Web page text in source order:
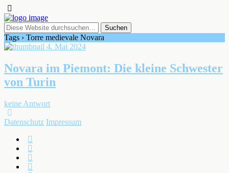
Tags › Torre medievale Novara
4. Mai 2024
Novara im Piemont: Die kleine Schwester
von Turin
keine Antwort
Datenschutz Impressum